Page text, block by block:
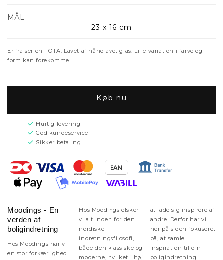
MÅL
23 x 16 cm
Er fra serien TOTA. Lavet af håndlavet glas. Lille variation i farve og
form kan forekomme.
Køb nu
Hurtig levering
God kundeservice
Sikker betaling
Moodings - En
verden af
boligindretning
Hos Moodings har vi
en stor forkærlighed
Hos Moodings elsker
vi alt inden for den
nordiske
indretningsfilosofi,
både den klassiske og
moderne, hvilket i høj
at lade sig inspirere af
andre. Derfor har vi
her på siden fokuseret
på, at samle
inspiration til din
boligindretning i